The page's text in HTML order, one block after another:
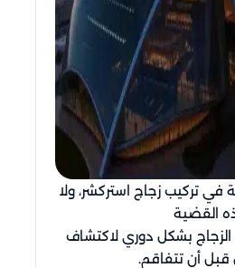
في تركيب زجاج استركشر، ولا
القضية
بشكل دوري لاكتشاف
أن تتفاقم.